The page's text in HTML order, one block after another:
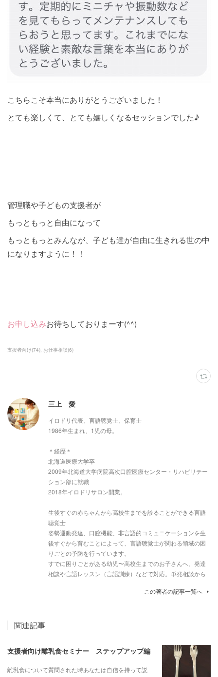
こちらこそ本当にありがとうございました！
とても楽しくて、とても嬉しくなるセッションでした♪
管理職や子どもの支援者が
もっともっと自由になって
もっともっとみんなが、子ども達が自由に生きれる世の中
になりますように！！
お申し込みお待ちしておりまーす(^^)
支援者向け(74) お仕事相談(6)
三上 愛
イロドリ代表、言語聴覚士、保育士
1986年生まれ、1児の母。
＊経歴＊
北海道医療大学卒
2009年北海道大学病院高次口腔医療センター・リハビリテー
ション部に就職
2018年イロドリサロン開業。
生後すぐの赤ちゃんから高校生までを診ることができる言語
聴覚士
姿勢運動発達、口腔機能、非言語的コミュニケーションを生
後すぐから育むことによって、言語聴覚士が関わる領域の困
りごとの予防を行っています。
すでに困りごとがある幼児〜高校生までのお子さんへ、発達
相談や言語レッスン（言語訓練）などで対応。単発相談から
この著者の記事一覧へ
関連記事
支援者向け離乳食セミナー ステップアップ編
離乳食について質問された時あなたは自信を持って説